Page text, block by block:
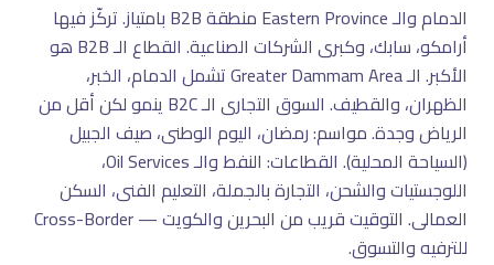
الدمام والـ Eastern Province منطقة B2B بامتياز. تركّز فيها
أرامكو، سابك، وكبرى الشركات الصناعية. القطاع الـ B2B هو
الأكبر. الـ Greater Dammam Area تشمل الدمام، الخبر،
الظهران، والقطيف. السوق التجارى الـ B2C ينمو لكن أقل من
الرياض وجدة. مواسم: رمضان، اليوم الوطنى، صيف الجبيل
(السياحة المحلية). القطاعات: النفط والـ Oil Services،
اللوجستيات والشحن، التجارة بالجملة، التعليم الفنى، السكن
العمالى. التوقيت قريب من البحرين والكويت — Cross-Border
للترفيه والتسوق.